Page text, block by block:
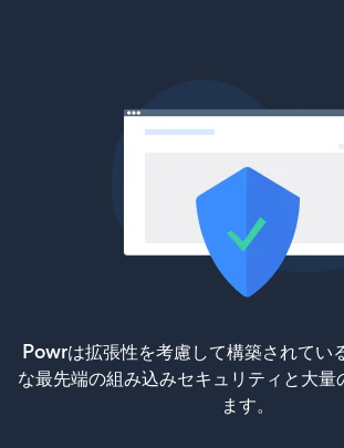
Powrは拡張性を考慮して構築されてい
な最先端の組み込みセキュリティと大量
ます。